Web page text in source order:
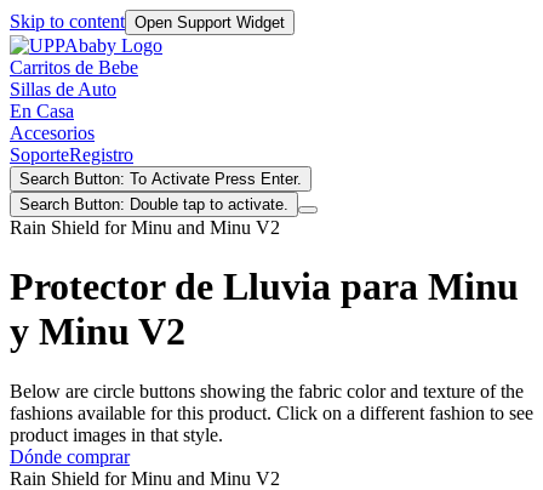
Skip to content Open Support Widget
Carritos de Bebe
Sillas de Auto
En Casa
Accesorios
SoporteRegistro
Search Button: To Activate Press Enter.
Search Button: Double tap to activate.
Rain Shield for Minu and Minu V2
Protector de Lluvia para Minu
y Minu V2
Below are circle buttons showing the fabric color and texture of the
fashions available for this product. Click on a different fashion to see
product images in that style.
Dónde comprar
Rain Shield for Minu and Minu V2